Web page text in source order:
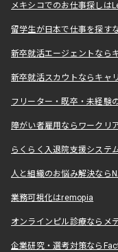
メキシコでのお仕事探しは
留学生が日本で仕事を探す
新卒就活エージェントなら
新卒就活スカウトならキャ
フリーター・既卒・未経験
障がい者雇用ならワークリ
らくらく入退院支援システ
人と組織のお悩み解決なら
業務可視化はremopia
オンラインピル診療ならメ
企業研究・選考対策なら